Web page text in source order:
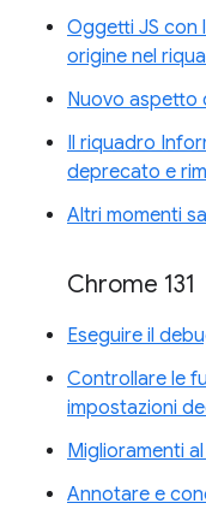
Oggetti JS con
origine nel
Nuovo aspetto
Il riquadro
deprecato e
Altri momenti
Chrome 131
Eseguire il
Controllare le
impostazioni
Miglioramenti
Annotare e